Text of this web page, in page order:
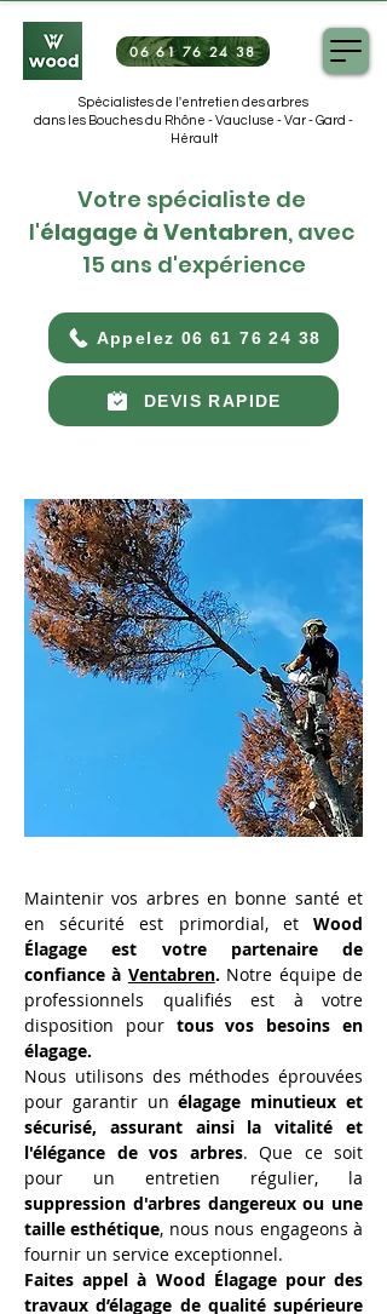
Spécialistes de l'entretien des arbres
dans les Bouches du Rhône - Vaucluse - Var - Gard -
Hérault
06 61 76 24 38
Votre spécialiste de
l'élagage à Ventabren, avec
15 ans d'expérience
Appelez 06 61 76 24 38
DEVIS RAPIDE
Maintenir vos arbres en bonne santé et
en sécurité est primordial, et Wood
Élagage est votre partenaire de
confiance à Ventabren. Notre équipe de
professionnels qualifiés est à votre
disposition pour tous vos besoins en
élagage.
Nous utilisons des méthodes éprouvées
pour garantir un élagage minutieux et
sécurisé, assurant ainsi la vitalité et
l'élégance de vos arbres. Que ce soit
suppression d'arbres dangereux ou une
taille esthétique, nous nous engageons à
fournir un service exceptionnel.
Faites appel à Wood Élagage pour des
travaux d’élagage de qualité supérieure